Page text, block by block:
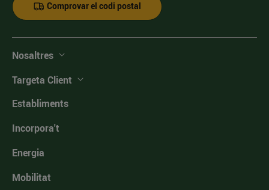
Comprovar el codi postal
Nosaltres
Targeta Client
Establiments
Incorpora't
Energia
Mobilitat